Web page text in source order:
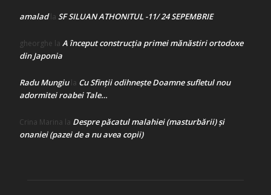
amaladla SF SILUAN ATHONITUL -11/ 24 SEPEMBRIE
gheorghe la A început construcţia primei mănăstiri ortodoxe
din Japonia
Radu Mungiula Cu Sfinții odihnește Doamne sufletul nou
adormitei roabei Tale…
Crina Marina la Despre păcatul malahiei (masturbării) şi
onaniei (pazei de a nu avea copii)